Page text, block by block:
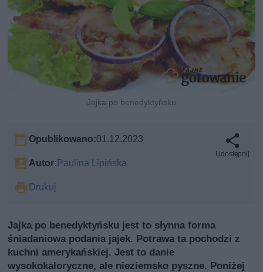
Jajka po benedyktyńsku
Opublikowano:01.12.2023
Autor:Paulina Lipińska
Drukuj
Udostępnij
Jajka po benedyktyńsku jest to słynna forma
śniadaniowa podania jajek. Potrawa ta pochodzi z
kuchni amerykańskiej. Jest to danie
wysokokaloryczne, ale nieziemsko pyszne. Poniżej